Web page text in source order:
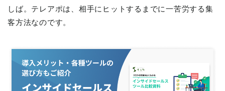
しば。テレアポは、相手にヒットするまでに一苦労する集
客方法なのです。